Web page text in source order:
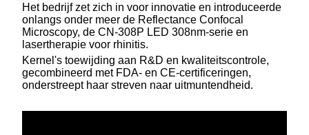
Het bedrijf zet zich in voor innovatie en introduceerde
onlangs onder meer de Reflectance Confocal
Microscopy, de CN-308P LED 308nm-serie en
lasertherapie voor rhinitis.
Kernel's toewijding aan R&D en kwaliteitscontrole,
gecombineerd met FDA- en CE-certificeringen,
onderstreept haar streven naar uitmuntendheid.